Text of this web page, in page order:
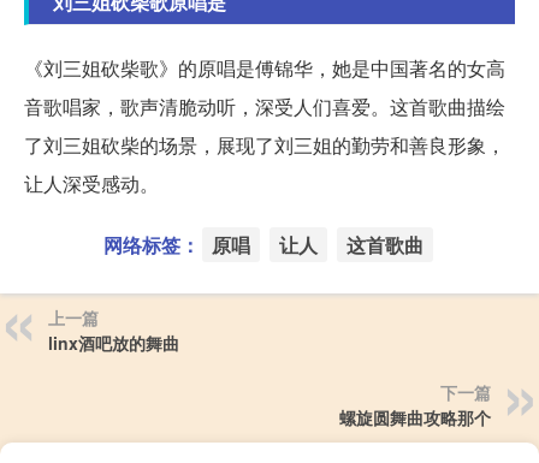
《刘三姐砍柴歌》的原唱是傅锦华，她是中国著名的女高
音歌唱家，歌声清脆动听，深受人们喜爱。这首歌曲描绘
了刘三姐砍柴的场景，展现了刘三姐的勤劳和善良形象，
让人深受感动。
网络标签： 原唱 让人 这首歌曲
上一篇
linx酒吧放的舞曲
下一篇
螺旋圆舞曲攻略那个